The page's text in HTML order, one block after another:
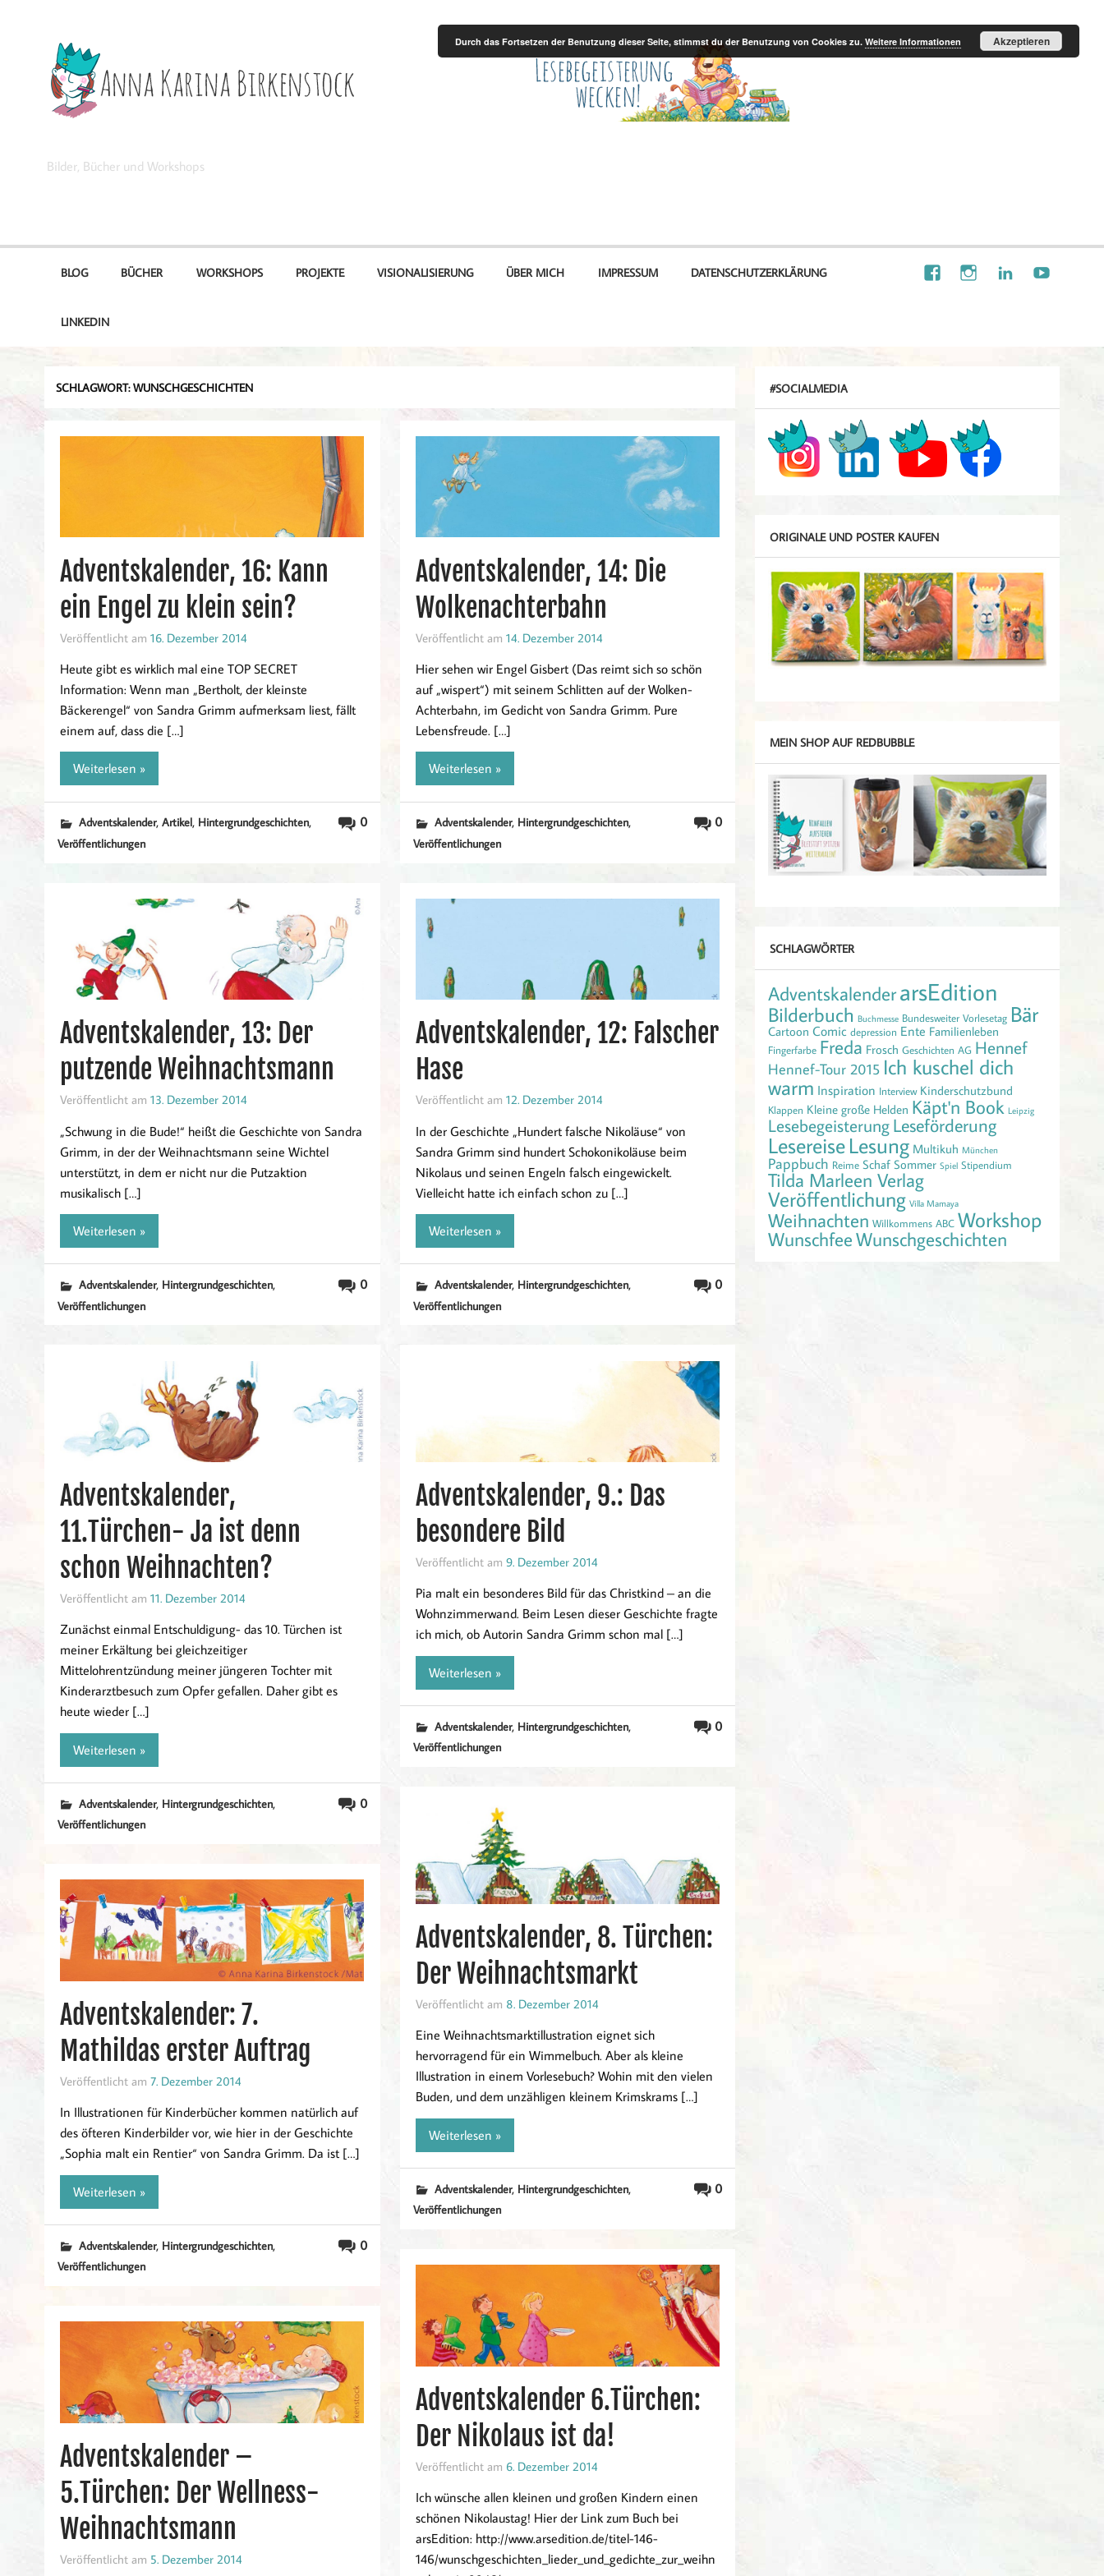
Bilder, Bücher und Workshops
BLOG BÜCHER WORKSHOPS PROJEKTE VISIONALISIERUNG ÜBER MICH IMPRESSUM DATENSCHUTZERKLÄRUNG
LINKEDIN
SCHLAGWORT:WUNSCHGESCHICHTEN
Adventskalender, 16: Kann
ein Engel zu klein sein?
Veröffentlicht am 16. Dezember 2014
Heute gibt es wirklich mal eine TOP SECRET
Information: Wenn man „Bertholt, der kleinste
Bäckerengel“ von Sandra Grimm aufmerksam liest, fällt
einem auf, dass die […]
Weiterlesen »
0
Adventskalender, Artikel, Hintergrundgeschichten,
Veröffentlichungen
Adventskalender, 14: Die
Wolkenachterbahn
Veröffentlicht am 14. Dezember 2014
Hier sehen wir Engel Gisbert (Das reimt sich so schön
auf „wispert“) mit seinem Schlitten auf der Wolken-
Achterbahn, im Gedicht von Sandra Grimm. Pure
Lebensfreude. […]
Weiterlesen »
0
Adventskalender, Hintergrundgeschichten,
Veröffentlichungen
Adventskalender, 13: Der
putzende Weihnachtsmann
Veröffentlicht am 13. Dezember 2014
„Schwung in die Bude!“ heißt die Geschichte von Sandra
Grimm, in der der Weihnachtsmann seine Wichtel
unterstützt, in dem er nicht nur die Putzaktion
musikalisch […]
Weiterlesen »
0
Adventskalender, Hintergrundgeschichten,
Veröffentlichungen
Adventskalender, 12: Falscher
Hase
Veröffentlicht am 12. Dezember 2014
In der Geschichte „Hundert falsche Nikoläuse“ von
Sandra Grimm sind hundert Schokonikoläuse beim
Nikolaus und seinen Engeln falsch eingewickelt.
Vielleicht hatte ich einfach schon zu […]
Weiterlesen »
0
Adventskalender, Hintergrundgeschichten,
Veröffentlichungen
Adventskalender,
11.Türchen- Ja ist denn
schon Weihnachten?
Veröffentlicht am 11. Dezember 2014
Zunächst einmal Entschuldigung- das 10. Türchen ist
meiner Erkältung bei gleichzeitiger
Mittelohrentzündung meiner jüngeren Tochter mit
Kinderarztbesuch zum Opfer gefallen. Daher gibt es
heute wieder […]
Weiterlesen »
0
Adventskalender, Hintergrundgeschichten,
Veröffentlichungen
Adventskalender, 9.: Das
besondere Bild
Veröffentlicht am 9. Dezember 2014
Pia malt ein besonderes Bild für das Christkind – an die
Wohnzimmerwand. Beim Lesen dieser Geschichte fragte
ich mich, ob Autorin Sandra Grimm schon mal […]
Weiterlesen »
0
Adventskalender, Hintergrundgeschichten,
Veröffentlichungen
Adventskalender, 8. Türchen:
Der Weihnachtsmarkt
Veröffentlicht am 8. Dezember 2014
Eine Weihnachtsmarktillustration eignet sich
hervorragend für ein Wimmelbuch. Aber als kleine
Illustration in einem Vorlesebuch? Wohin mit den vielen
Buden, und dem unzähligen kleinem Krimskrams […]
Weiterlesen »
0
Adventskalender, Hintergrundgeschichten,
Veröffentlichungen
Adventskalender: 7.
Mathildas erster Auftrag
Veröffentlicht am 7. Dezember 2014
In Illustrationen für Kinderbücher kommen natürlich auf
des öfteren Kinderbilder vor, wie hier in der Geschichte
„Sophia malt ein Rentier“ von Sandra Grimm. Da ist […]
Weiterlesen »
0
Adventskalender, Hintergrundgeschichten,
Veröffentlichungen
Adventskalender 6.Türchen:
Der Nikolaus ist da!
Veröffentlicht am 6. Dezember 2014
Ich wünsche allen kleinen und großen Kindern einen
schönen Nikolaustag! Hier der Link zum Buch bei
arsEdition: http://www.arsedition.de/titel-146-
146/wunschgeschichten_lieder_und_gedichte_zur_weihn
Adventskalender –
5.Türchen: Der Wellness-
Weihnachtsmann
Veröffentlicht am 5. Dezember 2014
#SOCIALMEDIA
ORIGINALE UND POSTER KAUFEN
MEIN SHOP AUF REDBUBBLE
SCHLAGWÖRTER
AdventskalenderarsEdition
Bilderbuch Buchmesse Bundesweiter Vorlesetag Bär
Cartoon Comic depression Ente Familienleben
Fingerfarbe Freda Frosch Geschichten AG Hennef
Hennef-Tour 2015 Ich kuschel dich
warm Inspiration Interview Kinderschutzbund
Klappen Kleine große Helden Käpt'n Book Leipzig
LesebegeisterungLeseförderung
LesereiseLesung Multikuh München
Pappbuch Reime Schaf Sommer Spiel Stipendium
Tilda Marleen Verlag
Veröffentlichung Villa Mamaya
Weihnachten Willkommens ABC Workshop
WunschfeeWunschgeschichten
Durch das Fortsetzen der Benutzung dieser Seite, stimmst du der Benutzung von Cookies zu. Weitere Informationen Akzeptieren